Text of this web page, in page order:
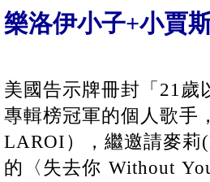
樂洛伊小子+小賈
美國告示牌冊封「21歲
專輯榜冠軍的個人歌手
LAROI），繼邀請麥莉
的〈失去你 Without